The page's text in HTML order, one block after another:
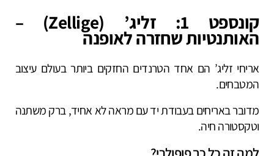
קונספט 1: זליג’ (Zellige) –
האותנטיות שחזרה לאופנה
אריחי זליג’ הם אחד הטרנדים החזקים ביותר בעולם עיצוב
המטבחים.
מדובר באריחים בעבודת יד עם מראה לא אחיד, ברק משתנה
וטקסטורה חיה.
למה זה כל כך פופולרי?